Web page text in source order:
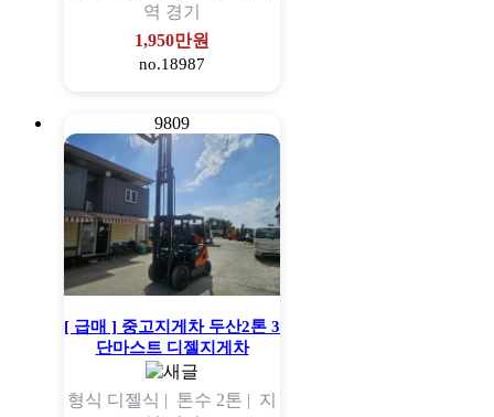
역 경기
1,950만원
no.18987
9809
[ 급매 ] 중고지게차 두산2톤 3
단마스트 디젤지게차
형식 디젤식 | 톤수 2톤 | 지